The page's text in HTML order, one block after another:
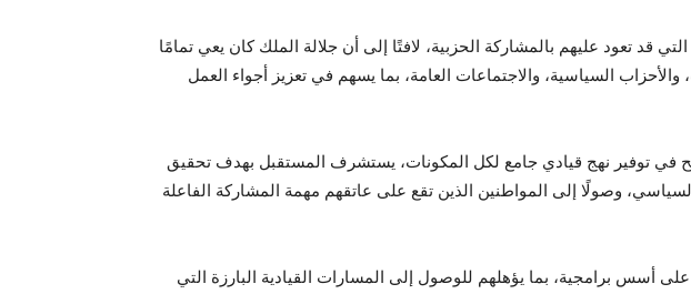
قد تعود عليهم بالمشاركة الحزبية، لافتًا إلى أن جلالة الملك كان يعي تمامًا
السياسية، والاجتماعات العامة، بما يسهم في تعزيز أجواء العمل
تتكون من 3 محاور تبدأ بجلالة الملك الذي نجح في توفير نهج قيادي جامع لكل المكونات، يستشرف المستقبل بهدف تحقيق
وصولًا إلى المواطنين الذين تقع على عاتقهم مهمة المشاركة الفاعلة
أسس برامجية، بما يؤهلهم للوصول إلى المسارات القيادية البارزة التي